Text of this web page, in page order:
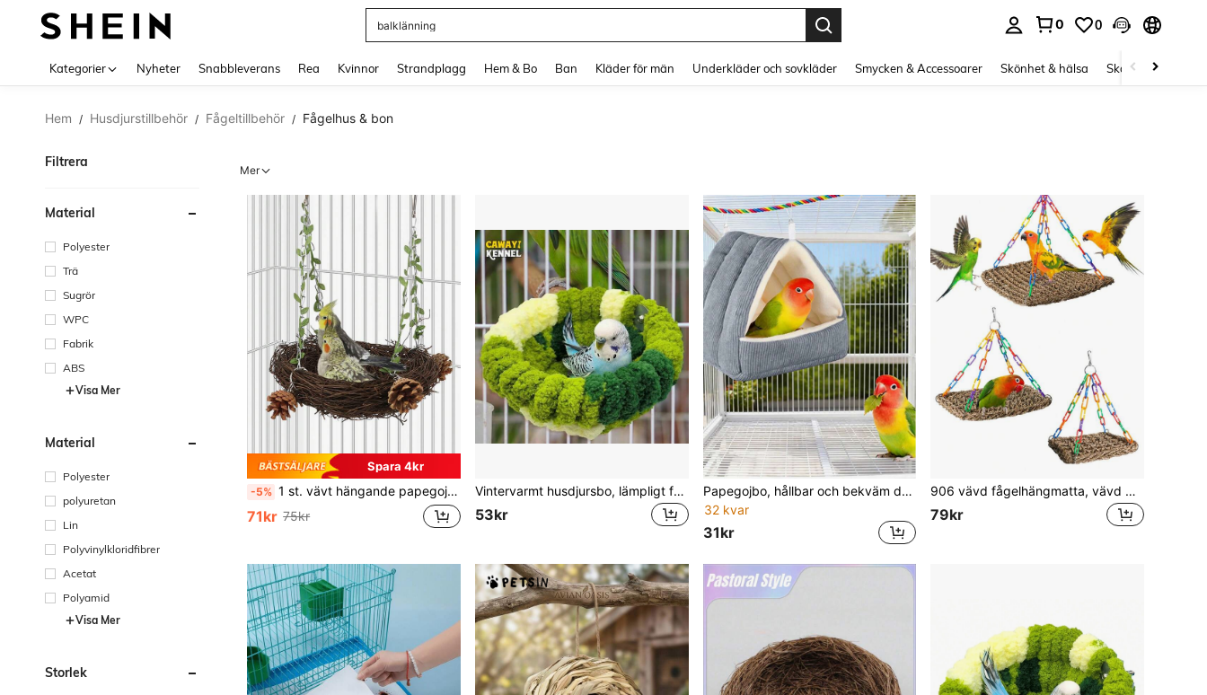
balklänning
0 0
Kategorier Nyheter Snabbleverans Rea Kvinnor Strandplagg Hem & Bo Ban Kläder för män Underkläder och sovkläder Smycken & Accessoarer Skönhet & hälsa Skor Curve
Hem / Husdjurstillbehör / Fågeltillbehör / Fågelhus & bon
Filtrera
Material
Polyester
Trä
Sugrör
WPC
Fabrik
ABS
Visa Mer
Material
Polyester
polyuretan
Lin
Polyvinylkloridfibrer
Acetat
Polyamid
Visa Mer
Storlek
Mer
Spara 4kr
-5% 1 st. vävt hängande papegojfågelbo av sjögräs, lämpligt för fågelbur eller inomhusbruk, varmt fågelbo
71kr 75kr
Vintervarmt husdjursbo, lämpligt för fågelburar med hängande design, lämpligt för papegojor, hamstrar och igelkottar, praktisk husdjursgåva
53kr
Papegojbo, hållbar och bekväm design, högkvalitativa material, rymlig interiör, lämplig för papegojor, heminredning husdjurstillbehör, hamsterhängande säng, fågelleksaker, fågelholk, fågelbo, fågelplyschleksaker, hamsterhängande säng, fågelbur, fågeltillbehör, fågelholk, papegojleksaker, musbur, tillbehör till fågelsittpinnar, fågelbad, fågelsittpinnar, fågelskådning, fågelspel, nymfparakit, papegojleksaker, papegojbur
32 kvar
31kr
906 vävd fågelhängmatta, vävd gräsfågelhängmatta leksaker med justerbara kedjeringar, Four Seasons Pet Swing Bed, Bekvämt tillbehör för hängbo, papegojleksaker, klätternät, Four Seasons Hammock
79kr